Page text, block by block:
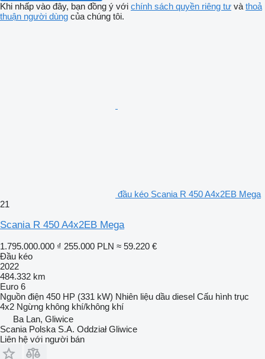
Khi nhấp vào đây, bạn đồng ý với chính sách quyền riêng tư và thoả
thuận người dùng của chúng tôi.
đầu kéo Scania R 450 A4x2EB Mega
21
Scania R 450 A4x2EB Mega
1.795.000.000 ₫ 255.000 PLN ≈ 59.220 €
Đầu kéo
2022
484.332 km
Euro 6
Nguồn điện 450 HP (331 kW) Nhiên liệu dầu diesel Cấu hình trục
4x2 Ngừng không khí/không khí
Ba Lan, Gliwice
Scania Polska S.A. Oddział Gliwice
Liên hệ với người bán